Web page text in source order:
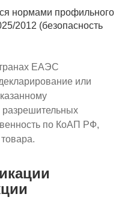
нормами профильного
2012 (безопасность
ЕАЭС
или
разрешительных
по КоАП РФ,